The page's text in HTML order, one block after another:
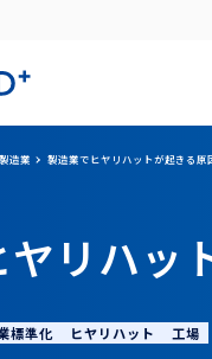
製造業 製造業でヒヤリハットが起きる原
リハッ
標準化 ヒヤリハット 工場